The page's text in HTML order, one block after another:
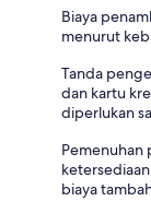
Biaya
menurut
Tanda
dan kartu
diperlukan
Pemenuhan
biaya